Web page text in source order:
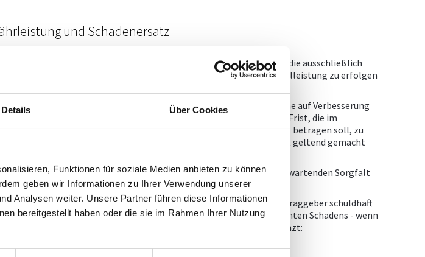
Details Über Cookies
Funktionen für soziale Medien anbieten zu können
geben wir Informationen zu Ihrer Verwendung unserer
Analysen weiter. Unsere Partner führen diese Informationen
bereitgestellt haben oder die sie im Rahmen Ihrer Nutzung
und Schadenersatz
können nur nach Mängelrügen erhoben werden, die ausschließlich
Brief binnen 14 Tage ab Übergabe der Leistung oder Teilleistung zu erfolgen
auf Wandlung und Preisminderung sind ausgeschlossen. Ansprüche auf Verbesserung
des Fehlenden sind vom Ingenieurbüro innerhalb angemessener Frist, die im
ein Drittel der für die Durchführung der Leistung vereinbarten Frist betragen soll, zu
Anspruch auf Verspätungsschaden kann innerhalb dieser Frist nicht geltend gemacht
hat seine Leistungen mit der von ihm als Fachmann zu erwartenden Sorgfalt
zu erbringen.
Ingenieurbüro in Verletzung seiner vertraglichen Pflichten dem Auftraggeber schuldhaft
zugefügt, ist dessen Haftung für den Ersatz des dadurch verursachten Schadens - wenn
nicht anders geregelt - bei leichter Fahrlässigkeit wie folgt begrenzt:
und bei Personenschäden ohne Begrenzung,